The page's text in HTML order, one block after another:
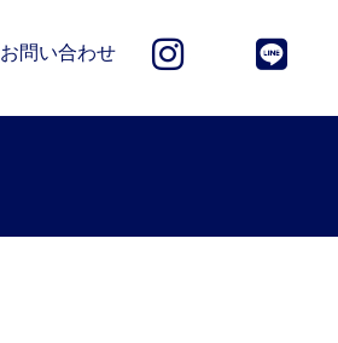
お問い合わせ